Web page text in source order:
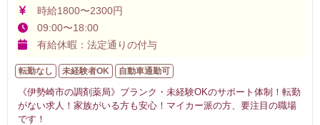
時給1800〜2300円
09:00〜18:00
有給休暇：法定通りの付与
転勤なし 未経験者OK 自動車通勤可
《伊勢崎市の調剤薬局》ブランク・未経験OKのサポート体制！転勤
がない求人！家族がいる方も安心！マイカー派の方、要注目の職場
です！